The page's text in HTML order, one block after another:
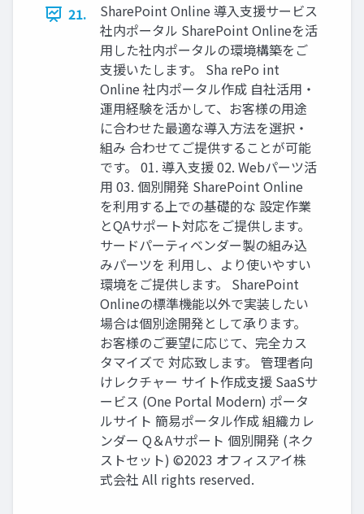
21.
SharePoint Online 導入支援サービス
社内ポータル SharePoint Onlineを活
用した社内ポータルの環境構築をご
支援いたします。 Sha rePo int
Online 社内ポータル作成 自社活用・
運用経験を活かして、お客様の用途
に合わせた最適な導入方法を選択・
組み 合わせてご提供することが可能
です。 01. 導入支援 02. Webパーツ活
用 03. 個別開発 SharePoint Online
を利用する上での基礎的な 設定作業
とQAサポート対応をご提供します。
サードパーティベンダー製の組み込
みパーツを 利用し、より使いやすい
環境をご提供します。 SharePoint
Onlineの標準機能以外で実装したい
場合は個別途開発として承ります。
お客様のご要望に応じて、完全カス
タマイズで 対応致します。 管理者向
けレクチャー サイト作成支援 SaaSサ
ービス (One Portal Modern) ポータ
ルサイト 簡易ポータル作成 組織カレ
ンダー Q＆Aサポート 個別開発 (ネク
ストセット) ©2023 オフィスアイ株
式会社 All rights reserved.